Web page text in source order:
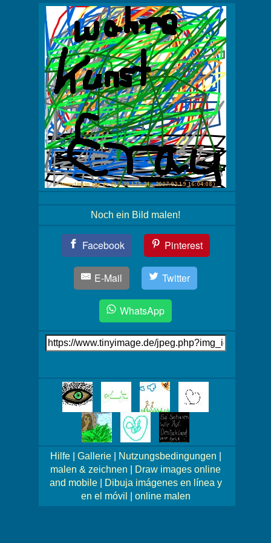
Noch ein Bild malen!
Facebook Pinterest
E-Mail Twitter
WhatsApp
Link
auf's
Mehr
Bilder!
Hilfe| Gallerie| Nutzungsbedingungen
malen & zeichnen
Draw images online
and mobile|
Dibuja imágenes en línea y
en el móvil
online malen